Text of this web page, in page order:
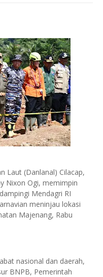
Laut (Danlanal) Cilacap,
Nixon Ogi, memimpin
Mendagri RI
meninjau lokasi
Majenang, Rabu
nasional dan daerah,
BNPB, Pemerintah